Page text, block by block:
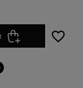
favorite_border